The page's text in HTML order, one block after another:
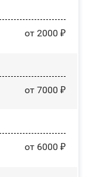
от 2000 ₽
от 7000 ₽
от 6000 ₽